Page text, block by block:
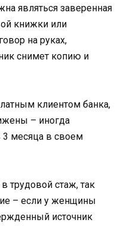
являться заверенная
книжки или
на руках,
снимет копию и
клиентом банка,
– иногда
3 месяца в своем
трудовой стаж, так
– если у женщины
источник